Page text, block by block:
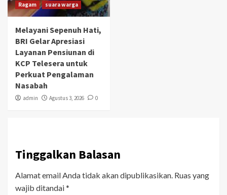
Ragam
suara warga
Melayani Sepenuh Hati,
BRI Gelar Apresiasi
Layanan Pensiunan di
KCP Telesera untuk
Perkuat Pengalaman
Nasabah
admin Agustus 3, 2026 0
Tinggalkan Balasan
Alamat email Anda tidak akan dipublikasikan. Ruas yang
wajib ditandai*